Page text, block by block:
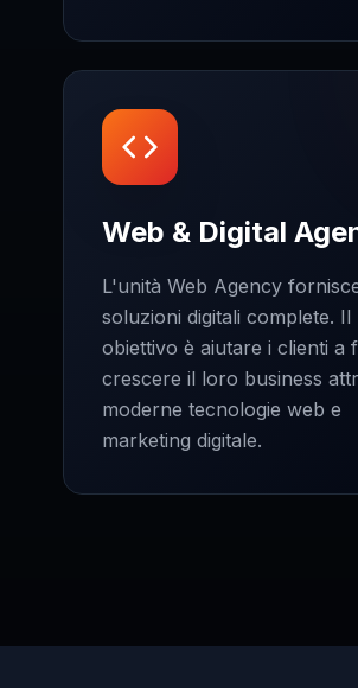
Web & Digital
L'unità Web Agency
soluzioni digitali complete.
obiettivo è aiutare i clienti a
crescere il loro business
moderne tecnologie web e
marketing digitale.